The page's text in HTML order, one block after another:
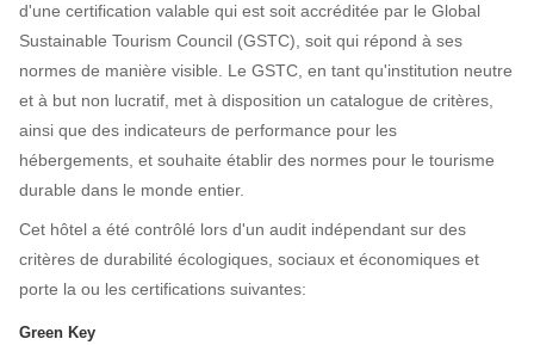
d'une certification valable qui est soit accréditée par le Global
Sustainable Tourism Council (GSTC), soit qui répond à ses
normes de manière visible. Le GSTC, en tant qu'institution neutre
et à but non lucratif, met à disposition un catalogue de critères,
ainsi que des indicateurs de performance pour les
hébergements, et souhaite établir des normes pour le tourisme
durable dans le monde entier.
Cet hôtel a été contrôlé lors d'un audit indépendant sur des
critères de durabilité écologiques, sociaux et économiques et
porte la ou les certifications suivantes:
Green Key